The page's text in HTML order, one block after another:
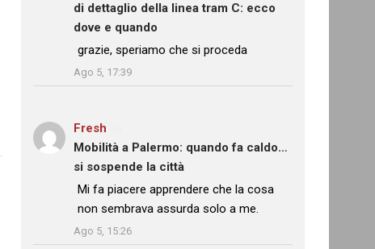
di dettaglio della linea tram C: ecco
dove e quando
: “
grazie, speriamo che si proceda
Ago 5, 17:39
Fresh
Mobilità a Palermo: quando fa caldo…
si sospende la città
: “
Mi fa piacere apprendere che la cosa
non sembrava assurda solo a me.
Ago 5, 15:26